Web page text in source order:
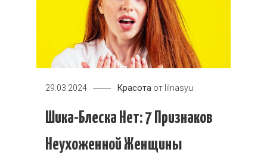
29.03.2024 Красота от lilnasyu
Шика-Блеска Нет: 7 Признаков
Неухоженной Женщины